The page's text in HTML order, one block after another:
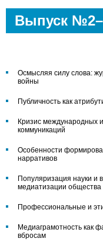
Выпуск
Осмысляя силу слова:
войны
Публичность как
Кризис международных
коммуникаций
Особенности
нарративов
Популяризация науки и
медиатизации общества
Профессиональные и
Медиаграмотность как
вбросам